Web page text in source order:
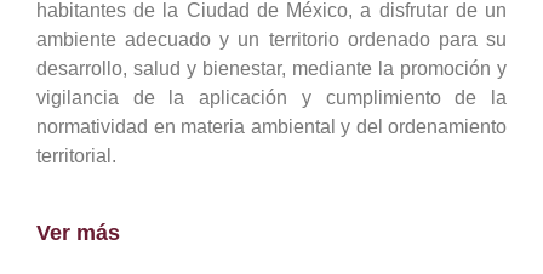
habitantes de la Ciudad de México, a disfrutar de un
ambiente adecuado y un territorio ordenado para su
desarrollo, salud y bienestar, mediante la promoción y
vigilancia de la aplicación y cumplimiento de la
normatividad en materia ambiental y del ordenamiento
territorial.
Ver más